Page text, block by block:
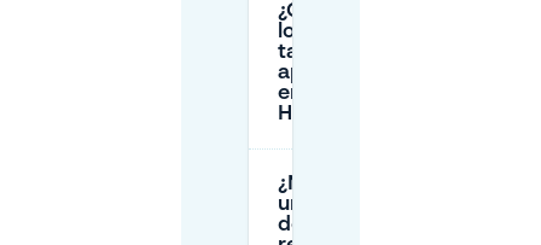
¿Cuáles son
los horarios y
tarifas de
aparcamiento
en
Haagpoort?
¿Necesito
un permiso
de